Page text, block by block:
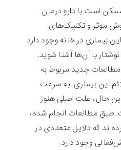
است با دارو درمان
موثر و تکنیک‌های
بیماری در خانه وجود دارد
با آن‌ها آشنا شوید.
جدید مربوط به
این بیماری به سرعت
حال، علت اصلی هنوز
مطالعات انجام شده،
که دلایل متعددی در
وجود دارد.